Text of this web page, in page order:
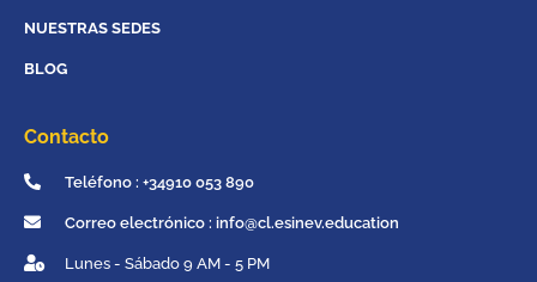
NUESTRAS SEDES
BLOG
Contacto
Teléfono : +34910 053 890
Correo electrónico : info@cl.esinev.education
Lunes - Sábado 9 AM - 5 PM